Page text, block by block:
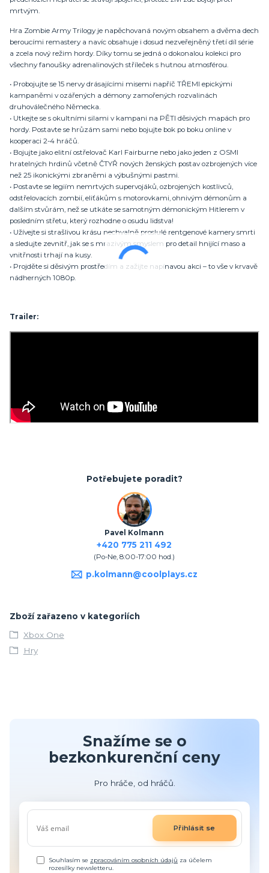
mrtvým.
Hra Zombie Army Trilogy je napěchovaná novým obsahem a dvěma dech
beroucími remastery a navíc obsahuje i dosud nezveřejněný třetí díl série
a zcela nový režim hordy. Díky tomu se jedná o dokonalou kolekci pro
všechny fanoušky adrenalinových stříleček s hutnou atmosférou.
• Probojujte se 15 nervy drásajícími misemi napříč TŘEMI epickými
kampaněmi v ozářených a démony zamořených rozvalinách
druhoválečného Německa.
• Utkejte se s okultními silami v kampani na PĚTI děsivých mapách pro
hordy. Postavte se hrůzám sami nebo bojujte bok po boku online v
kooperaci 2-4 hráčů.
• Bojujte jako elitní ostřelovač Karl Fairburne nebo jako jeden z OSMI
hratelných hrdinů včetně ČTYŘ nových ženských postav ozbrojených více
než 25 ikonickými zbraněmi a výbušnými pastmi.
• Postavte se legiím nemrtvých supervojáků, ozbrojených kostlivců,
odstřelovacích zombií, eliťákům s motorovkami, ohnivým démonům a
dalším stvůrám, než se utkáte se samotným démonickým Hitlerem v
posledním střetu, který rozhodne o osudu lidstva!
• Užívejte si strašlivou krásu nechvalně proslulé rentgenové kamery smrti
a sledujte zevnitř, jak se s mrazivým smyslem pro detail hnijící maso a
vnitřnosti trhají na kusy.
• Projděte si děsivým prostředím a zažijte napínavou akci – to vše v krvavě
nádherných 1080p.
Trailer:
Potřebujete poradit?
Pavel Kolmann
+420 775 211 492
(Po-Ne, 8:00-17:00 hod.)
p.kolmann@coolplays.cz
Zboží zařazeno v kategoriích
Xbox One
Hry
Snažíme se o
bezkonkurenční ceny
Pro hráče, od hráčů.
Přihlásit se
Souhlasím se zpracováním osobních údajů za účelem
rozesílky newsletteru.